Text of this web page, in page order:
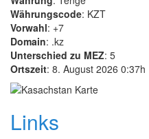
Währungscode: KZT
Vorwahl: +7
Domain: .kz
Unterschied zu MEZ: 5
Ortszeit: 8. August 2026 0:37h
Links